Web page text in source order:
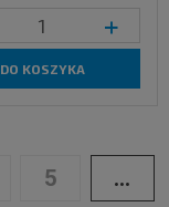
+
DO KOSZYKA
5 ...